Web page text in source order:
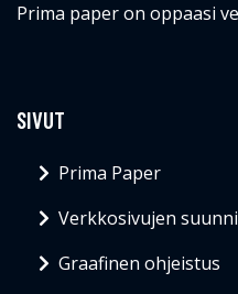
Prima paper on oppaasi
SIVUT
Prima Paper
Verkkosivujen
Graafinen ohjeistus